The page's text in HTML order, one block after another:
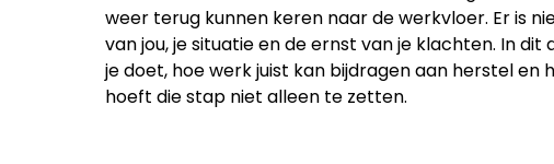
weer terug kunnen keren naar de werkvloer. Er is
van jou, je situatie en de ernst van je klachten. In
je doet, hoe werk juist kan bijdragen aan herstel en
hoeft die stap niet alleen te zetten.